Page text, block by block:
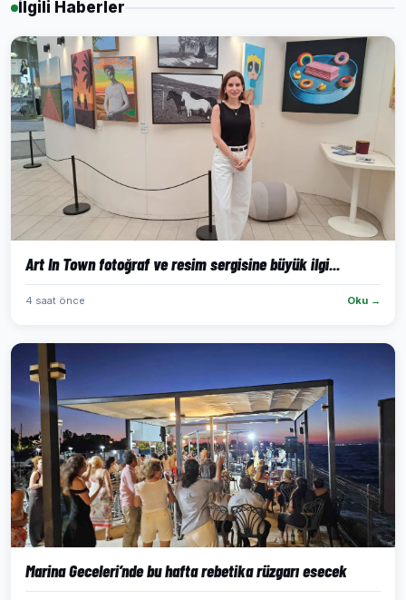
İlgili Haberler
Art In Town fotoğraf ve resim sergisine büyük ilgi...
4 saat önce Oku →
Marina Geceleri’nde bu hafta rebetika rüzgarı esecek